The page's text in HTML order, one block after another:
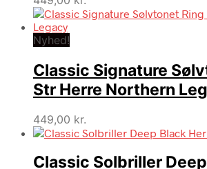
Nyhed!
Classic Signature
Str Herre Northern
449,00 kr.
Classic Solbriller